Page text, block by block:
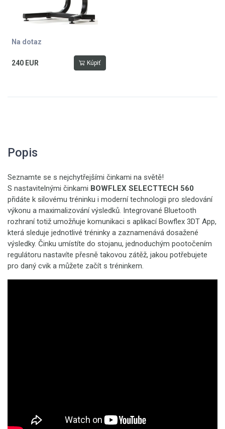
Na dotaz
240 EUR Kúpiť
Popis
Seznamte se s nejchytřejšími činkami na světě!
S nastavitelnými činkami BOWFLEX SELECTTECH 560
přidáte k silovému tréninku i moderní technologii pro sledování
výkonu a maximalizování výsledků. Integrované Bluetooth
rozhraní totiž umožňuje komunikaci s aplikací Bowflex 3DT App,
která sleduje jednotlivé tréninky a zaznamenává dosažené
výsledky. Činku umístíte do stojanu, jednoduchým pootočením
regulátoru nastavíte přesně takovou zátěž, jakou potřebujete
pro daný cvik a můžete začít s tréninkem.